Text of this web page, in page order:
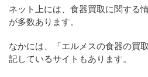
ネット上には、食器買取に関する
が多数あります。
なかには、「エルメスの食器の買
記しているサイトもあります。